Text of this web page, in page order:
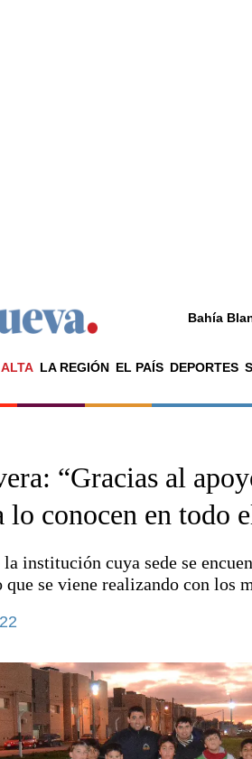
Bahía
LA REGIÓN EL PAÍS DEPORTES
La ciudad
El país
Seguridad
Escenario
Federal A
Aplausos
Cines
Economía y
“Gracias al
lo conocen en todo
institución cuya sede se
se viene realizando con los